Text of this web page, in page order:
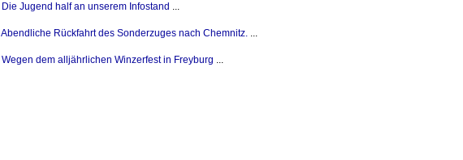
Die Jugend half an unserem Infostand ...
Abendliche Rückfahrt des Sonderzuges nach Chemnitz. ...
Wegen dem alljährlichen Winzerfest in Freyburg ...